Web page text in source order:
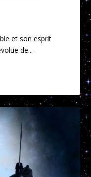
et son esprit
de...